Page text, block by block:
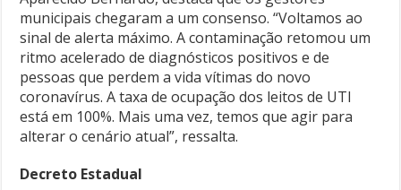
municipais chegaram a um consenso. “Voltamos ao
sinal de alerta máximo. A contaminação retomou um
ritmo acelerado de diagnósticos positivos e de
pessoas que perdem a vida vítimas do novo
coronavírus. A taxa de ocupação dos leitos de UTI
está em 100%. Mais uma vez, temos que agir para
alterar o cenário atual”, ressalta.
Decreto Estadual